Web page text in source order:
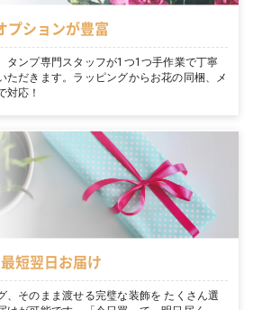
プションが豊富
タンプ専門スタッフが1つ1つ手作業で丁寧
ただきます。ラッピングからお花の同梱、メ
対応！
最短翌日お届け
、そのまま渡せる完璧な装飾を たくさん選